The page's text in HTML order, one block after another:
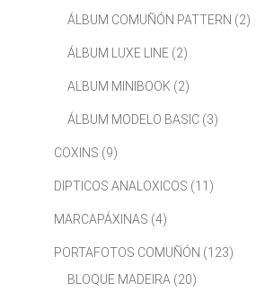
ÁLBUM COMUÑÓN PATTERN (2)
ÁLBUM LUXE LINE (2)
ALBUM MINIBOOK (2)
ÁLBUM MODELO BASIC (3)
COXINS (9)
DIPTICOS ANALOXICOS (11)
MARCAPÁXINAS (4)
PORTAFOTOS COMUÑÓN (123)
BLOQUE MADEIRA (20)